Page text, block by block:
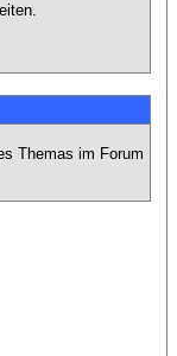
Themas im Forum